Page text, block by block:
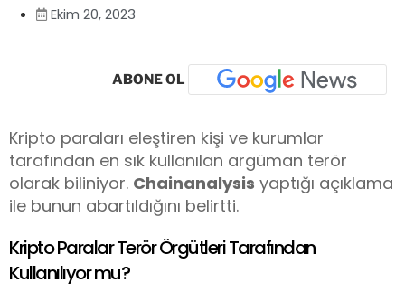
Ekim 20, 2023
ABONE OL
Kripto paraları eleştiren kişi ve kurumlar
tarafından en sık kullanılan argüman terör
olarak biliniyor. Chainanalysis yaptığı açıklama
ile bunun abartıldığını belirtti.
Kripto Paralar Terör Örgütleri Tarafından
Kullanılıyor mu?